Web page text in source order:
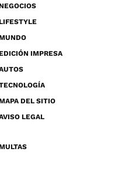
IMPRESA
DEL SITIO
LEGAL